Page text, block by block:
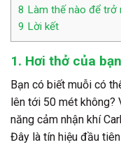
8 Làm thế nào để trở
9 Lời kết
1. Hơi thở của
Bạn có biết muỗi có
lên tới 50 mét không?
năng cảm nhận khí
Đây là tín hiệu đầu